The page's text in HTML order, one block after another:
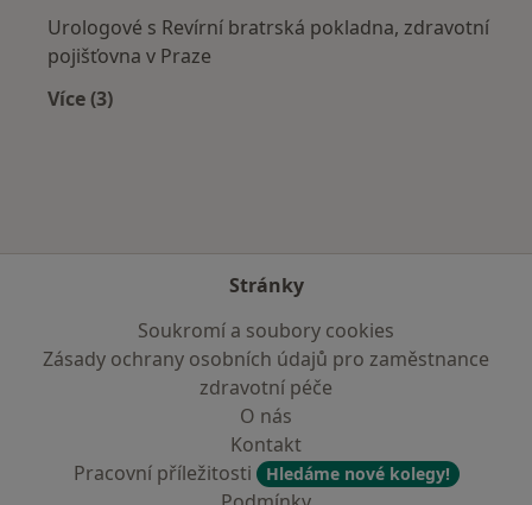
Urologové s Revírní bratrská pokladna, zdravotní
pojišťovna v Praze
Více (3)
Stránky
Soukromí a soubory cookies
Zásady ochrany osobních údajů pro zaměstnance
zdravotní péče
O nás
Kontakt
Pracovní příležitosti
Hledáme nové kolegy!